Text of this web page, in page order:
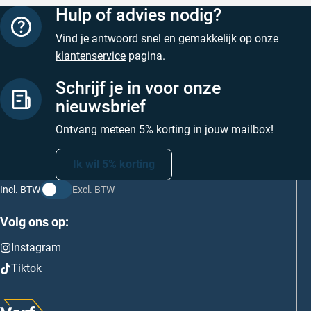
Hulp of advies nodig?
Vind je antwoord snel en gemakkelijk op onze
klantenservice pagina.
Schrijf je in voor onze
nieuwsbrief
Ontvang meteen 5% korting in jouw mailbox!
Ik wil 5% korting
Incl. BTW Excl. BTW
Volg ons op:
Instagram
Tiktok